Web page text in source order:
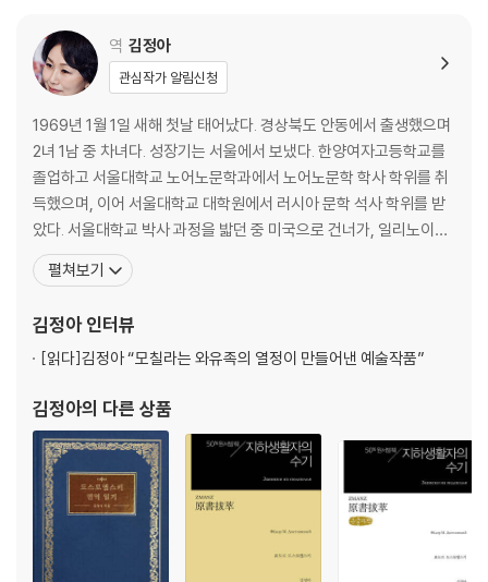
역 김정아
관심작가 알림신청
1969년 1월 1일 새해 첫날 태어났다. 경상북도 안동에서 출생했으며
2녀 1남 중 차녀다. 성장기는 서울에서 보냈다. 한양여자고등학교를
졸업하고 서울대학교 노어노문학과에서 노어노문학 학사 학위를 취
득했으며, 이어 서울대학교 대학원에서 러시아 문학 석사 학위를 받
았다. 서울대학교 박사 과정을 밟던 중 미국으로 건너가, 일리노이대
학교 어배너 섐페인(University of Illinois at Urbana.Champaig
n) 대학원 슬라브어문학부에서 석사 학위를, 동 대학원에서 슬라브
문학을 부전공했다. 박사 학위
펼쳐보기
김정아인터뷰
[읽다]김정아 “모칠라는 와유족의 열정이 만들어낸 예술작품”
김정아의 다른 상품